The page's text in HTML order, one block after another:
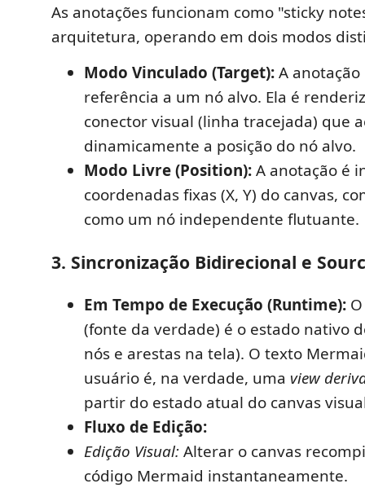
As anotações funcionam como "sticky
arquitetura, operando em dois modos
Modo Vinculado (Target):A
referência a um nó alvo. Ela é
conector visual (linha tracejada) que
dinamicamente a posição do nó alvo.
Modo Livre (Position):A anotação é
coordenadas fixas (X, Y) do canvas,
como um nó independente flutuante.
3. Sincronização Bidirecional e
Em Tempo de Execução (Runtime):
(fonte da verdade) é o estado nativo
nós e arestas na tela). O texto
usuário é, na verdade, uma view
partir do estado atual do canvas
Fluxo de Edição:
Edição Visual:Alterar o canvas
código Mermaid instantaneamente.